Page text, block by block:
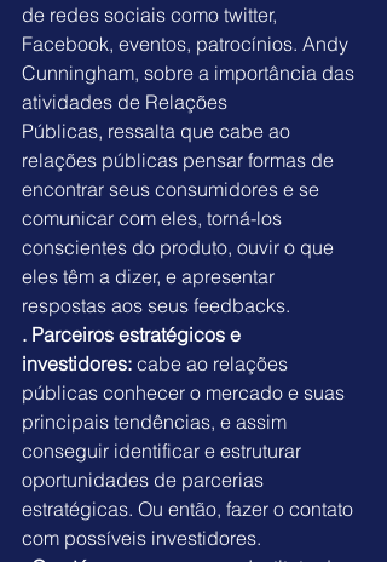
de redes sociais como twitter,
Facebook, eventos, patrocínios. Andy
Cunningham, sobre a importância das
atividades de Relações
Públicas, ressalta que cabe ao
relações públicas pensar formas de
encontrar seus consumidores e se
comunicar com eles, torná-los
conscientes do produto, ouvir o que
eles têm a dizer, e apresentar
respostas aos seus feedbacks.
. Parceiros estratégicos e
investidores: cabe ao relações
públicas conhecer o mercado e suas
principais tendências, e assim
conseguir identificar e estruturar
oportunidades de parcerias
estratégicas. Ou então, fazer o contato
com possíveis investidores.